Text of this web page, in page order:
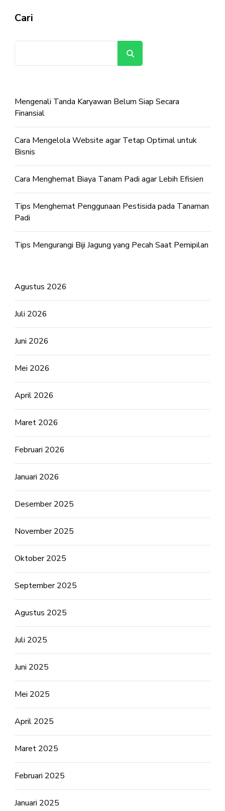
Cari
Mengenali Tanda Karyawan Belum Siap Secara
Finansial
Cara Mengelola Website agar Tetap Optimal untuk
Bisnis
Cara Menghemat Biaya Tanam Padi agar Lebih Efisien
Tips Menghemat Penggunaan Pestisida pada Tanaman
Padi
Tips Mengurangi Biji Jagung yang Pecah Saat Pemipilan
Agustus 2026
Juli 2026
Juni 2026
Mei 2026
April 2026
Maret 2026
Februari 2026
Januari 2026
Desember 2025
November 2025
Oktober 2025
September 2025
Agustus 2025
Juli 2025
Juni 2025
Mei 2025
April 2025
Maret 2025
Februari 2025
Januari 2025